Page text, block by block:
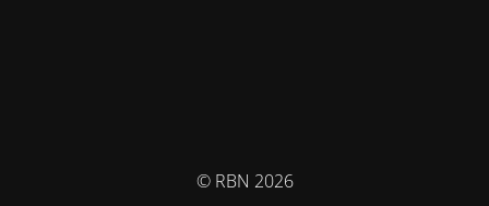
© RBN 2026